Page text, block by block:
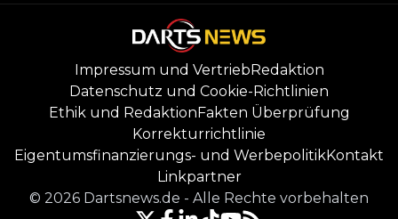
Impressum und VertriebRedaktion
Datenschutz und Cookie-Richtlinien
Ethik und RedaktionFakten Überprüfung
Korrekturrichtlinie
Eigentumsfinanzierungs- und WerbepolitikKontakt
Linkpartner
© 2026 Dartsnews.de - Alle Rechte vorbehalten